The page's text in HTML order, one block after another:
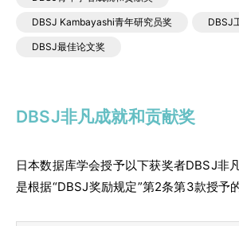
DBSJ Kambayashi青年研究员奖 DBSJ
DBSJ最佳论文奖
DBSJ非凡成就和贡献奖
日本数据库学会授予以下获奖者DBSJ非
是根据“DBSJ奖励规定”第2条第3款授予的